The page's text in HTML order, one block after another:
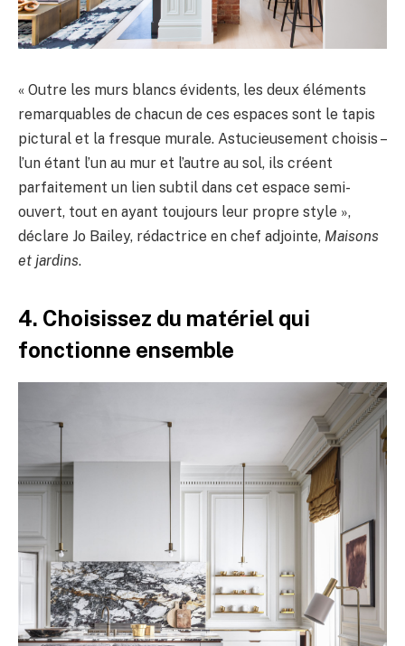
« Outre les murs blancs évidents, les deux éléments
remarquables de chacun de ces espaces sont le tapis
pictural et la fresque murale. Astucieusement choisis –
l’un étant l’un au mur et l’autre au sol, ils créent
parfaitement un lien subtil dans cet espace semi-
ouvert, tout en ayant toujours leur propre style »,
déclare Jo Bailey, rédactrice en chef adjointe, Maisons
et jardins.
4. Choisissez du matériel qui
fonctionne ensemble